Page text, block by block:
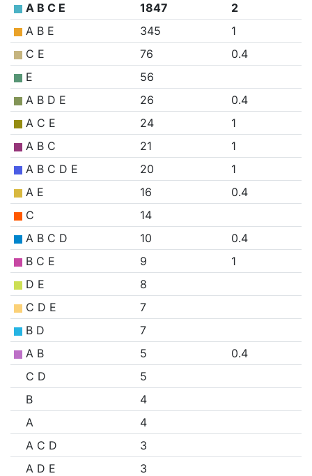
A B C E
1847
2
A B E
345
1
C E
76
0.4
E
56
A B D E
26
0.4
A C E
24
1
A B C
21
1
A B C D E
20
1
A E
16
0.4
C
14
A B C D
10
0.4
B C E
9
1
D E
8
C D E
7
B D
7
A B
5
0.4
C D
5
B
4
A
4
A C D
3
A D E
3